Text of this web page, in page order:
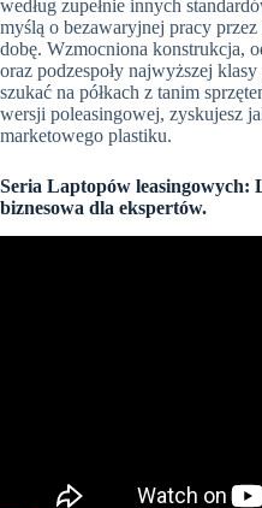
według zupełnie innych
myślą o bezawaryjnej pracy
dobę. Wzmocniona konstrukcja,
oraz podzespoły najwyższej
szukać na półkach z tanim
wersji poleasingowej, zyskujesz
marketowego plastiku.
Seria Laptopów leasingowych:
biznesowa dla ekspertów.